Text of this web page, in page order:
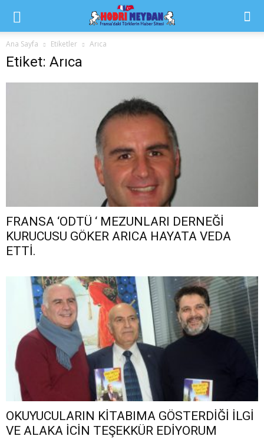
Ana Sayfa Etiketler Arıca
Etiket: Arıca
FRANSA ‘ODTÜ ‘ MEZUNLARI DERNEĞİ
KURUCUSU GÖKER ARICA HAYATA VEDA
ETTİ.
OKUYUCULARIN KİTABIMA GÖSTERDİĞİ İLGİ
VE ALAKA İCİN TEŞEKKÜR EDİYORUM